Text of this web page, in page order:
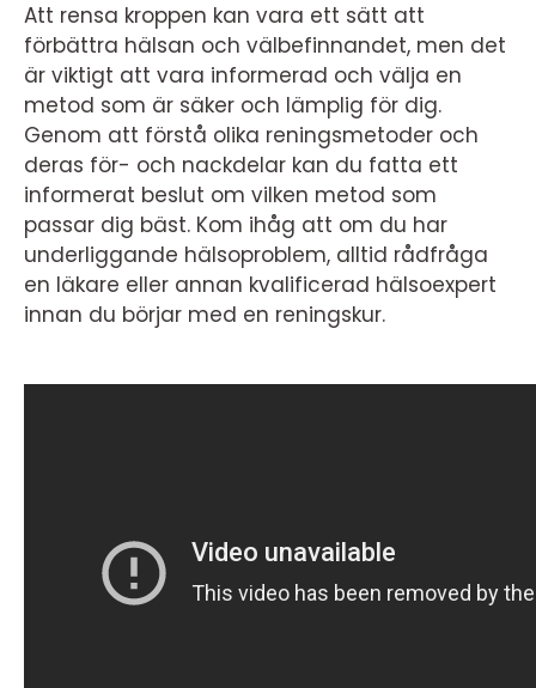
Att rensa kroppen kan vara ett sätt att
förbättra hälsan och välbefinnandet, men det
är viktigt att vara informerad och välja en
metod som är säker och lämplig för dig.
Genom att förstå olika reningsmetoder och
deras för- och nackdelar kan du fatta ett
informerat beslut om vilken metod som
passar dig bäst. Kom ihåg att om du har
underliggande hälsoproblem, alltid rådfråga
en läkare eller annan kvalificerad hälsoexpert
innan du börjar med en reningskur.